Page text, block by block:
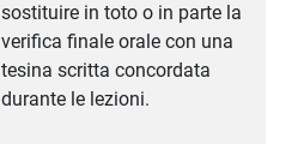
sostituire in toto o in parte la
verifica finale orale con una
tesina scritta concordata
durante le lezioni.